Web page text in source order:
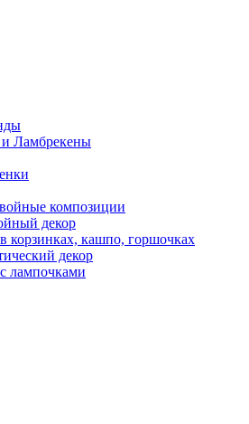
Ламбрекены
композиции
декор
корзинках, кашпо, горшочках
декор
лампочками